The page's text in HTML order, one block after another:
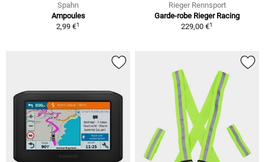
Spahn
Ampoules
2,99 €1
Rieger Rennsport
Garde-robe Rieger Racing
229,00 €1